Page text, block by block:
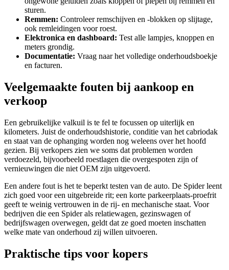
sturen.
Remmen: Controleer remschijven en -blokken op slijtage,
ook remleidingen voor roest.
Elektronica en dashboard: Test alle lampjes, knoppen en
meters grondig.
Documentatie: Vraag naar het volledige onderhoudsboekje
en facturen.
Veelgemaakte fouten bij aankoop en
verkoop
Een gebruikelijke valkuil is te fel te focussen op uiterlijk en
kilometers. Juist de onderhoudshistorie, conditie van het cabriodak
en staat van de ophanging worden nog weleens over het hoofd
gezien. Bij verkopers zien we soms dat problemen worden
verdoezeld, bijvoorbeeld roestlagen die overgespoten zijn of
vernieuwingen die niet OEM zijn uitgevoerd.
Een andere fout is het te beperkt testen van de auto. De Spider leent
zich goed voor een uitgebreide rit; een korte parkeerplaats-proefrit
geeft te weinig vertrouwen in de rij- en mechanische staat. Voor
bedrijven die een Spider als relatiewagen, gezinswagen of
bedrijfswagen overwegen, geldt dat ze goed moeten inschatten
welke mate van onderhoud zij willen uitvoeren.
Praktische tips voor kopers